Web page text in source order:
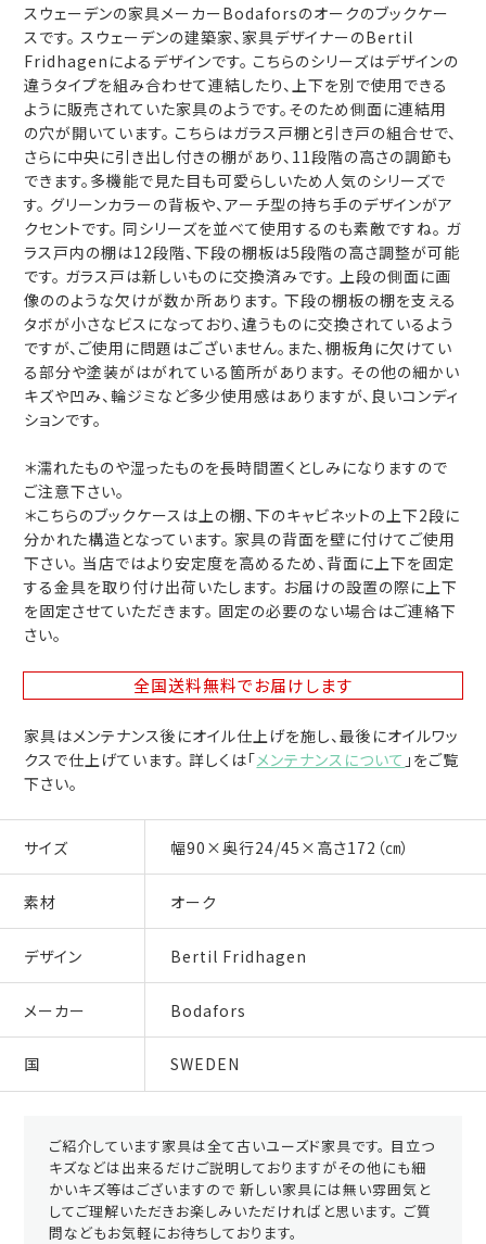
スウェーデンの家具メーカーBodaforsのオークのブックケー
スです。 スウェーデンの建築家、家具デザイナーのBertil
Fridhagenによるデザインです。 こちらのシリーズはデザインの
違うタイプを組み合わせて連結したり、上下を別で使用できる
ように販売されていた家具のようです。そのため側面に連結用
の穴が開いています。 こちらはガラス戸棚と引き戸の組合せで、
さらに中央に引き出し付きの棚があり、11段階の高さの調節も
できます。多機能で見た目も可愛らしいため人気のシリーズで
す。 グリーンカラーの背板や、アーチ型の持ち手のデザインがア
クセントです。 同シリーズを並べて使用するのも素敵ですね。 ガ
ラス戸内の棚は12段階、下段の棚板は5段階の高さ調整が可能
です。 ガラス戸は新しいものに交換済みです。 上段の側面に画
像ののような欠けが数か所あります。 下段の棚板の棚を支える
タボが小さなビスになっており、違うものに交換されているよう
ですが、ご使用に問題はございません。また、棚板角に欠けてい
る部分や塗装がはがれている箇所があります。 その他の細かい
キズや凹み、輪ジミなど多少使用感はありますが、良いコンディ
ションです。
＊濡れたものや湿ったものを長時間置くとしみになりますので
ご注意下さい。
＊こちらのブックケースは上の棚、下のキャビネットの上下2段に
分かれた構造となっています。 家具の背面を壁に付けてご使用
下さい。 当店ではより安定度を高めるため、背面に上下を固定
する金具を取り付け出荷いたします。 お届けの設置の際に上下
を固定させていただきます。 固定の必要のない場合はご連絡下
さい。
全国送料無料でお届けします
家具はメンテナンス後にオイル仕上げを施し、最後にオイルワッ
クスで仕上げています。 詳しくは「メンテナンスについて 」をご覧
下さい。
サイズ 幅90×奥行24/45×高さ172（㎝）
素材 オーク
デザイン Bertil Fridhagen
メーカー Bodafors
国 SWEDEN
ご紹介しています家具は全て古いユーズド家具です。 目立つ
キズなどは出来るだけご説明しておりますがその他にも細
かいキズ等はございますので 新しい家具には無い雰囲気と
してご理解いただきお楽しみいただければと思います。 ご質
問などもお気軽にお待ちしております。